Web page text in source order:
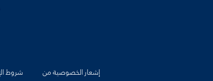
إشعار الخصوصية من شروط